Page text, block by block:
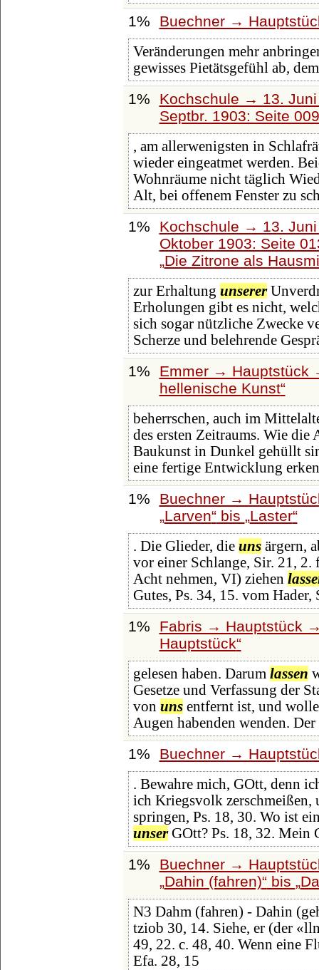
1% Buechner →
Veränderungen mehr
gewisses Pietätsgefühl ab,
1%
Kochschule → 13.
Septbr. 1903: Seite
, am allerwenigsten in
wieder eingeatmet werden.
Wohnräume nicht täglich
Alt, bei offenem Fenster zu
1%
Kochschule → 13.
Oktober 1903: Seite
Die Zitrone als
zur Erhaltung unserer
Erholungen gibt es nicht,
sich sogar nützliche Zwecke
Scherze und belehrende
1%
Emmer → Hauptstück
hellenische Kunst
beherrschen, auch im
des ersten Zeitraums. Wie
Baukunst in Dunkel gehüllt
eine fertige Entwicklung
1%
Buechner →
Larven bis Laster
. Die Glieder, die unsärgern,
vor einer Schlange, Sir. 21,
Acht nehmen, VI) ziehen
Gutes, Ps. 34, 15. vom Hader,
1%
Fabris → Hauptstück
Hauptstück
gelesen haben. Darum lassen
Gesetze und Verfassung der
von unsentfernt ist, und
Augen habenden wenden.
1% Buechner →
. Bewahre mich, GOtt, denn
ich Kriegsvolk zerschmeißen,
springen, Ps. 18, 30. Wo ist
unserGOtt? Ps. 18, 32. Mein
1%
Buechner →
Dahin (fahren) bis
N3 Dahm (fahren) - Dahin
tziob 30, 14. Siehe, er (der
49, 22. c. 48, 40. Wenn eine
Efa. 28, 15